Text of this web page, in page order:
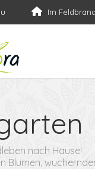
Im
nach Hause!
Blumen,